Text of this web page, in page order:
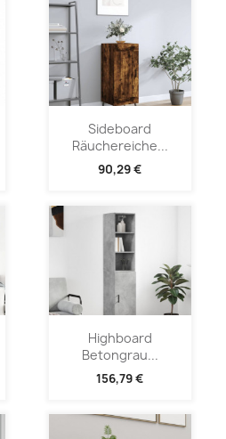
Sideboard
Räuchereiche...
90,29 €
Highboard
Betongrau...
156,79 €